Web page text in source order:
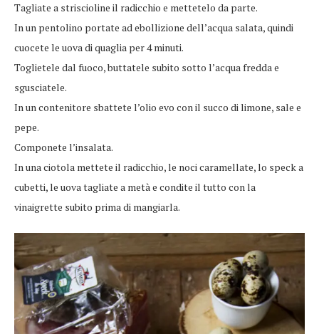
Tagliate a striscioline il radicchio e mettetelo da parte.
In un pentolino portate ad ebollizione dell’acqua salata, quindi
cuocete le uova di quaglia per 4 minuti.
Toglietele dal fuoco, buttatele subito sotto l’acqua fredda e
sgusciatele.
In un contenitore sbattete l’olio evo con il succo di limone, sale e
pepe.
Componete l’insalata.
In una ciotola mettete il radicchio, le noci caramellate, lo speck a
cubetti, le uova tagliate a metà e condite il tutto con la
vinaigrette subito prima di mangiarla.